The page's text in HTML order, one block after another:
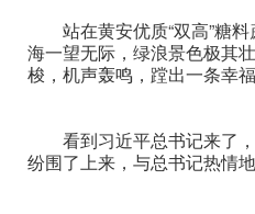
站在黄安优质“双高”糖
海一望无际，绿浪景色极其
梭，机声轰鸣，蹚出一条幸福
看到习近平总书记来了
纷围了上来，与总书记热情地